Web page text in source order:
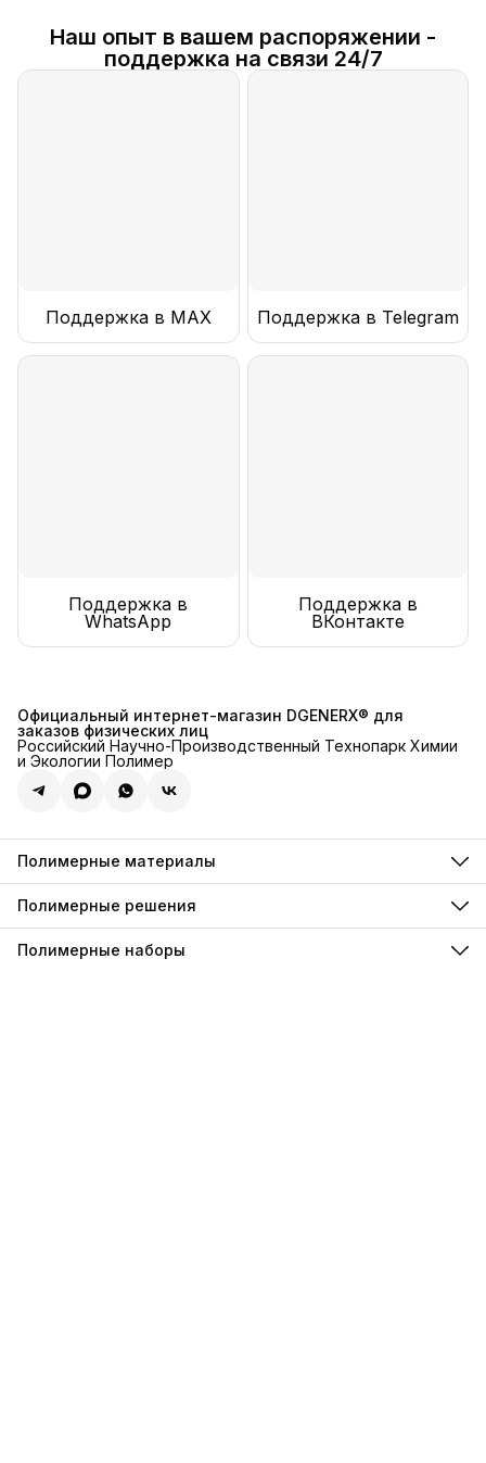
Наш опыт в вашем распоряжении -
поддержка на связи 24/7
Поддержка в MAX Поддержка в Telegram
Поддержка в
WhatsApp
Поддержка в
ВКонтакте
Официальный интернет-магазин DGENERX® для
заказов физических лиц
Российский Научно-Производственный Технопарк Химии
и Экологии Полимер
Полимерные материалы
Полимерные инъекции
Полимерные грунтовки
Полимерные компаунды
Полимерные фиксаторы
Полимерные решения
Для декоративного хромирования
Для искусственной травы
Для резиновой крошки
Полимерные наборы